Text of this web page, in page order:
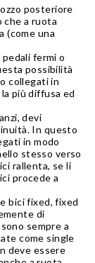
posteriore
che a ruota
(come una
fermi o
possibilità
collegati in
più diffusa ed
devi
In questo
in modo
stesso verso
rallenta, se li
procede a
bici fixed, fixed
di
sempre a
come single
deve essere